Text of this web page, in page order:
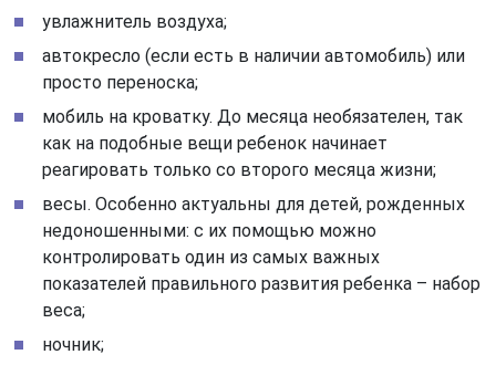
увлажнитель воздуха;
автокресло (если есть в наличии автомобиль) или
просто переноска;
мобиль на кроватку. До месяца необязателен, так
как на подобные вещи ребенок начинает
реагировать только со второго месяца жизни;
весы. Особенно актуальны для детей, рожденных
недоношенными: с их помощью можно
контролировать один из самых важных
показателей правильного развития ребенка – набор
веса;
ночник;